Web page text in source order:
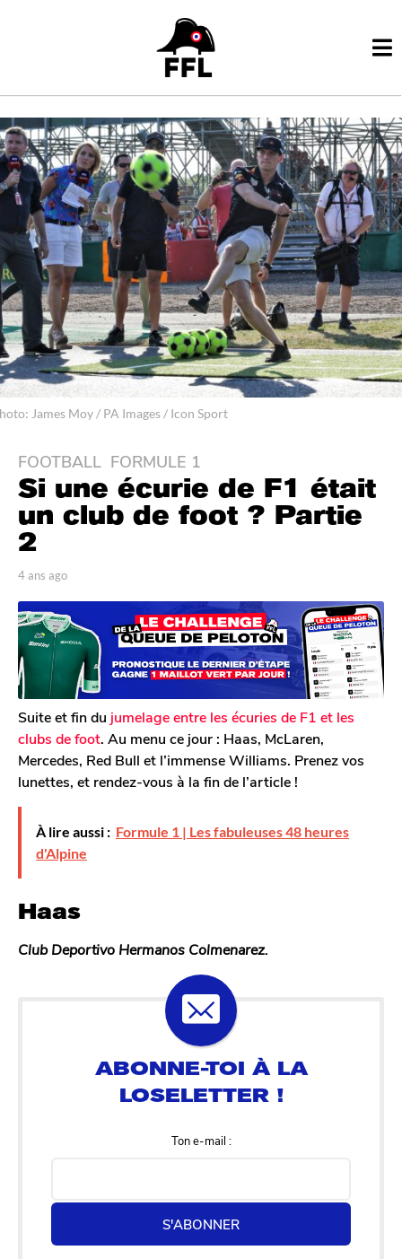
James Moy / PA Images / Icon Sport
4
a
s
a
g
4
a
n
s
a
g
o
FOOTBALL ,FORMULE 1
Si une écurie de F1 était
un club de foot ? Partie
2
p
r
T
o
m
G
a
l
r
o
n
4 ans ago
s
a
Suite et fin du jumelage entre les écuries de F1 et les
clubs de foot. Au menu ce jour : Haas, McLaren,
Mercedes, Red Bull et l’immense Williams. Prenez vos
lunettes, et rendez-vous à la fin de l’article !
À lire aussi : Formule 1 | Les fabuleuses 48 heures
d'Alpine
Haas
Club Deportivo Hermanos Colmenarez.
Ton e-mail :
S'ABONNER